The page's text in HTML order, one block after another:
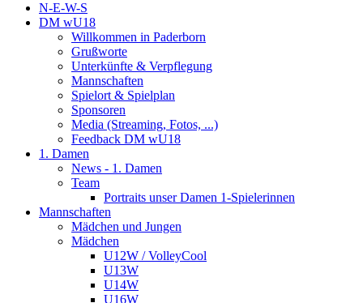
N-E-W-S
DM wU18
Willkommen in Paderborn
Grußworte
Unterkünfte & Verpflegung
Mannschaften
Spielort & Spielplan
Sponsoren
Media (Streaming, Fotos, ...)
Feedback DM wU18
1. Damen
News - 1. Damen
Team
Portraits unser Damen 1-Spielerinnen
Mannschaften
Mädchen und Jungen
Mädchen
U12W / VolleyCool
U13W
U14W
U16W